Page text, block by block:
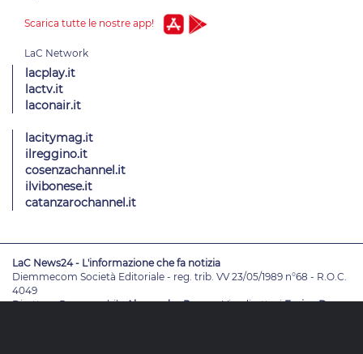
Scarica tutte le nostre app!
lacplay.it
lactv.it
laconair.it
lacitymag.it
ilreggino.it
cosenzachannel.it
ilvibonese.it
catanzarochannel.it
LaC News24 - L'informazione che fa notizia
Diemmecom Società Editoriale - reg. trib. VV 23/05/1989 n°68 - R.O.C.
4049
Direttore ResponsabileAlessandro Russo- VicedirettoriEnrico De